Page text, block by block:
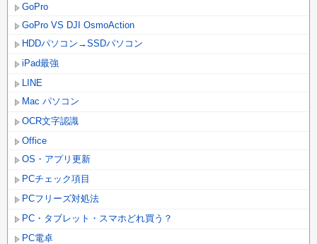
GoPro
GoPro VS DJI OsmoAction
HDDパソコン→SSDパソコン
iPad最強
LINE
Mac パソコン
OCR文字認識
Office
OS・アプリ更新
PCチェック項目
PCフリーズ対処法
PC・タブレット・スマホどれ買う？
PC電卓